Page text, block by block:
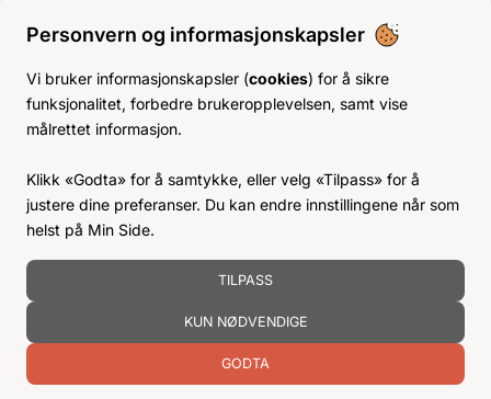
Personvern og informasjonskapsler
Vi bruker informasjonskapsler (cookies) for å sikre
funksjonalitet, forbedre brukeropplevelsen, samt vise
målrettet informasjon.
Klikk «Godta» for å samtykke, eller velg «Tilpass» for å
justere dine preferanser. Du kan endre innstillingene når som
helst på Min Side.
TILPASS
KUN NØDVENDIGE
GODTA
ÅPNINGSTIDER
Man-Fre:07–15
Lør-Søn: Stengt
Helligdager: Stengt
KJØPSVILKÅR
BLI KUNDE